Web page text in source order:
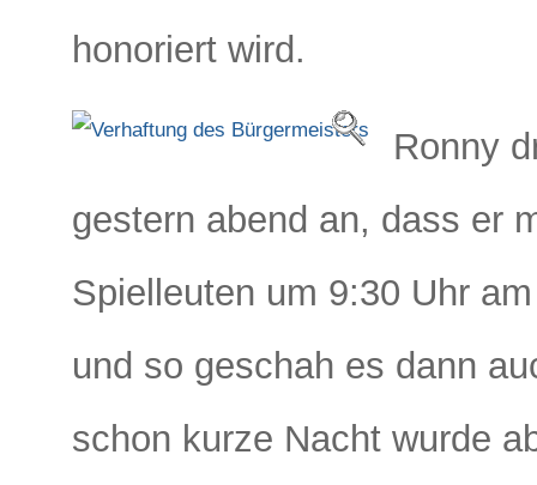
honoriert wird.
Ronny
gestern abend an, dass er
Spielleuten um 9:30 Uhr
und so geschah es dann
schon kurze Nacht wurde